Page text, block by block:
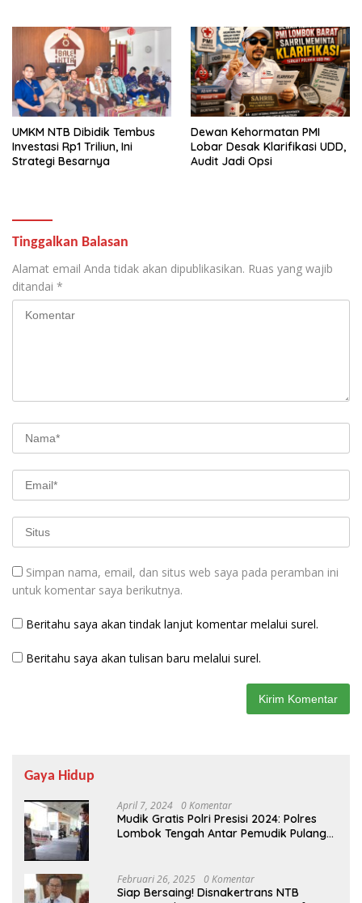
UMKM NTB Dibidik Tembus
Investasi Rp1 Triliun, Ini
Strategi Besarnya
Dewan Kehormatan PMI
Lobar Desak Klarifikasi UDD,
Audit Jadi Opsi
Tinggalkan Balasan
Alamat email Anda tidak akan dipublikasikan. Ruas yang wajib
ditandai *
Simpan nama, email, dan situs web saya pada peramban ini
untuk komentar saya berikutnya.
Beritahu saya akan tindak lanjut komentar melalui surel.
Beritahu saya akan tulisan baru melalui surel.
Gaya Hidup
April 7, 2024 0 Komentar
Mudik Gratis Polri Presisi 2024: Polres
Lombok Tengah Antar Pemudik Pulang
Februari 26, 2025 0 Komentar
Siap Bersaing! Disnakertrans NTB